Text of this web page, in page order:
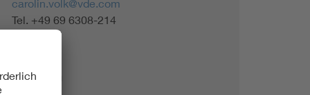
carolin.volk@vde.com
Tel. +49 69 6308-214
Themen